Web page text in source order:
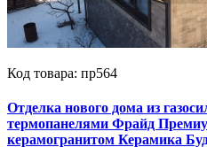
Код товара: пр564
Отделка нового дома из
термопанелями Фрайд
керамогранитом Керамика